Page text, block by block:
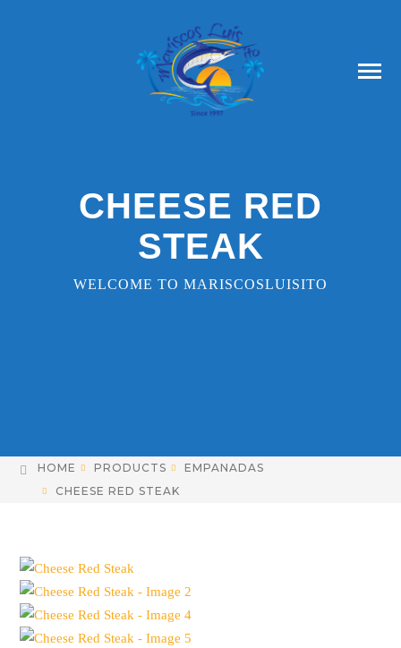
CHEESE RED
STEAK
WELCOME TO MARISCOSLUISITO
HOME PRODUCTS
EMPANADAS
CHEESE RED STEAK